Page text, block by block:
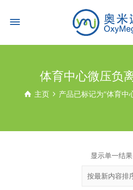
体育中心微压负
主页 产品已标记为“体育中
显示单一结果